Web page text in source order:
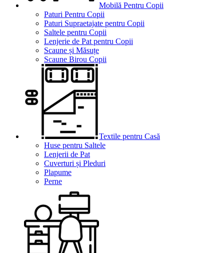
Mobilă Pentru Copii
Paturi Pentru Copii
Paturi Supraetajate pentru Copii
Saltele pentru Copii
Lenjerie de Pat pentru Copii
Scaune și Măsuțe
Scaune Birou Copii
Textile pentru Casă
Huse pentru Saltele
Lenjerii de Pat
Cuverturi și Pleduri
Plapume
Perne